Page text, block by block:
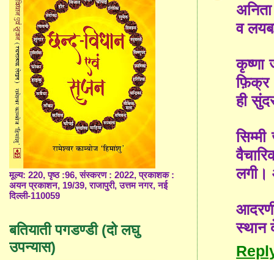
व
कृष्णा
फ़िक्र
ही
लगी।
स्थान
मूल्य: 220, पृष्ठ :96, संस्करण : 2022, प्रकाशक :
अयन प्रकाशन, 19/39, राजापुरी, उत्तम नगर, नई
दिल्ली-110059
बतियाती पगडण्डी (दो लघु
उपन्यास)